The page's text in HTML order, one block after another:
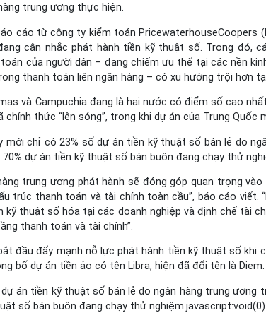
trung ương thực hiện.
cáo từ công ty kiểm toán PricewaterhouseCoopers
cân nhắc phát hành tiền kỹ thuật số. Trong đó,
của người dân – đang chiếm ưu thế tại các nền
thanh toán liên ngân hàng – có xu hướng trội hơn
và Campuchia đang là hai nước có điểm số cao
thức “lên sóng”, trong khi dự án của Trung Quốc
mới chỉ có 23% số dự án tiền kỹ thuật số bán lẻ do
dự án tiền kỹ thuật số bán buôn đang chạy thử
trung ương phát hành sẽ đóng góp quan trọng
trúc thanh toán và tài chính toàn cầu”, báo cáo viết.
kỹ thuật số hóa tại các doanh nghiệp và định chế tài
thanh toán và tài chính”.
đầu đẩy mạnh nỗ lực phát hành tiền kỹ thuật số khi
bố dự án tiền ảo có tên Libra, hiện đã đổi tên là Diem.
án tiền kỹ thuật số bán lẻ do ngân hàng trung ương
số bán buôn đang chạy thử nghiệm.javascript:void(0)